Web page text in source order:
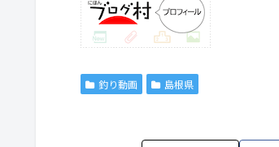
釣り動画 島根県